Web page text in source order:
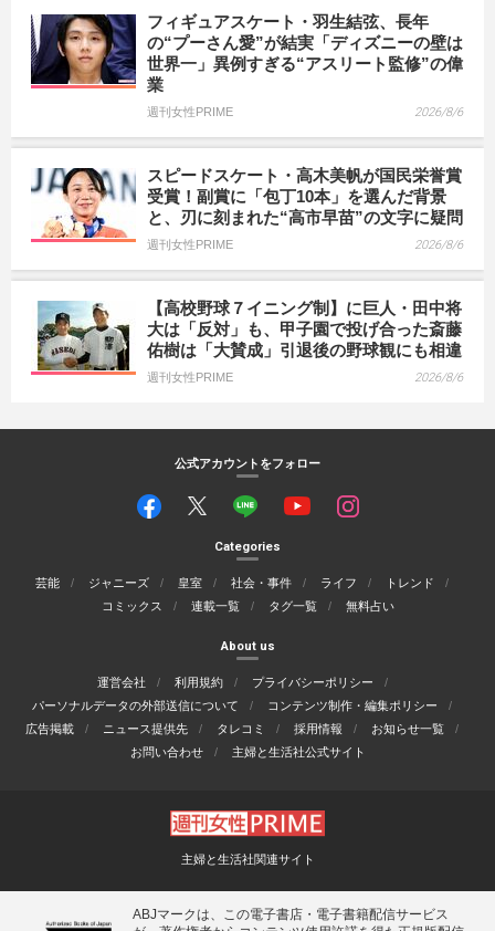
フィギュアスケート・羽生結弦、長年
の“プーさん愛”が結実「ディズニーの壁は
世界一」異例すぎる“アスリート監修”の偉
業
週刊女性PRIME 2026/8/6
スピードスケート・高木美帆が国民栄誉賞
受賞！副賞に「包丁10本」を選んだ背景
と、刃に刻まれた“高市早苗”の文字に疑問
週刊女性PRIME 2026/8/6
【高校野球７イニング制】に巨人・田中将
大は「反対」も、甲子園で投げ合った斎藤
佑樹は「大賛成」引退後の野球観にも相違
週刊女性PRIME 2026/8/6
公式アカウントをフォロー
Categories
芸能 ジャニーズ 皇室 社会・事件 ライフ
トレンド
コミックス
連載一覧 タグ一覧 無料占い
About us
運営会社 利用規約
プライバシーポリシー
パーソナルデータの外部送信について
コンテンツ制作・編集ポリシー
広告掲載
ニュース提供先 タレコミ 採用情報
お知らせ一覧
お問い合わせ
主婦と生活社公式サイト
主婦と生活社関連サイト
ABJマークは、この電子書店・電子書籍配信サービス